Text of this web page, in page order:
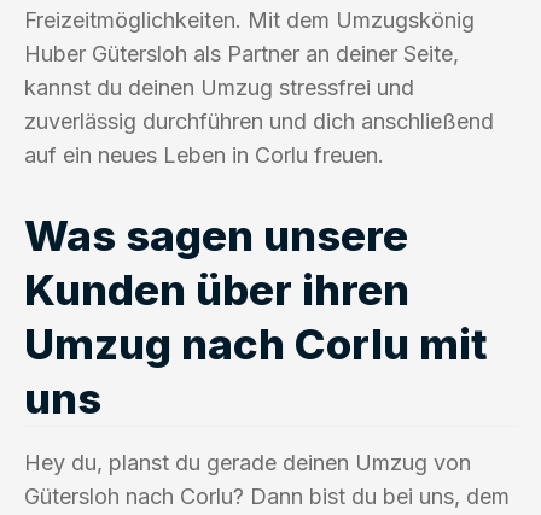
Freizeitmöglichkeiten. Mit dem Umzugskönig
Huber Gütersloh als Partner an deiner Seite,
kannst du deinen Umzug stressfrei und
zuverlässig durchführen und dich anschließend
auf ein neues Leben in Corlu freuen.
Was sagen unsere
Kunden über ihren
Umzug nach Corlu mit
uns
Hey du, planst du gerade deinen Umzug von
Gütersloh nach Corlu? Dann bist du bei uns, dem